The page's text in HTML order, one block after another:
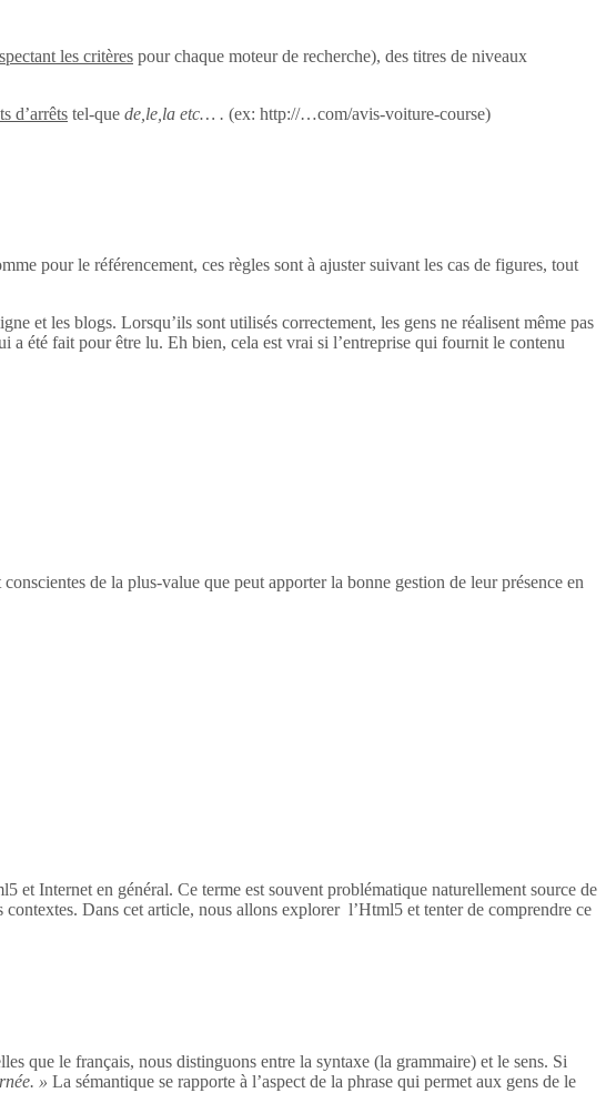
les critères pour chaque moteur de recherche), des titres de niveaux
d’arrêts tel-que de,le,la etc… . (ex: http://…com/avis-voiture-course)
pour le référencement, ces règles sont à ajuster suivant les cas de figures, tout
et les blogs. Lorsqu’ils sont utilisés correctement, les gens ne réalisent même pas
a été fait pour être lu. Eh bien, cela est vrai si l’entreprise qui fournit le contenu
de la plus-value que peut apporter la bonne gestion de leur présence en
et Internet en général. Ce terme est souvent problématique naturellement source de
Dans cet article, nous allons explorer l’Html5 et tenter de comprendre ce
que le français, nous distinguons entre la syntaxe (la grammaire) et le sens. Si
» La sémantique se rapporte à l’aspect de la phrase qui permet aux gens de le